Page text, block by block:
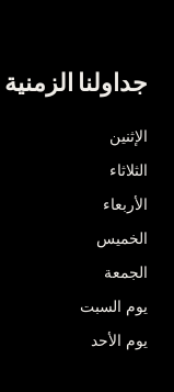
جداولنا الزمنية
الإثنين
الثلاثاء
الأربعاء
الخميس
الجمعة
يوم السبت
يوم الأحد